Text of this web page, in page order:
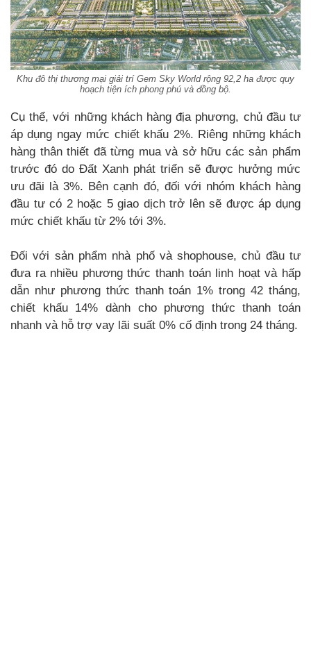
Khu đô thị thương mại giải trí Gem Sky World rộng 92,2 ha được quy
hoạch tiện ích phong phú và đồng bộ.
Cụ thể, với những khách hàng địa phương, chủ đầu tư
áp dụng ngay mức chiết khấu 2%. Riêng những khách
hàng thân thiết đã từng mua và sở hữu các sản phẩm
trước đó do Đất Xanh phát triển sẽ được hưởng mức
ưu đãi là 3%. Bên cạnh đó, đối với nhóm khách hàng
đầu tư có 2 hoặc 5 giao dịch trở lên sẽ được áp dụng
mức chiết khấu từ 2% tới 3%.
Đối với sản phẩm nhà phố và shophouse, chủ đầu tư
đưa ra nhiều phương thức thanh toán linh hoạt và hấp
dẫn như phương thức thanh toán 1% trong 42 tháng,
chiết khấu 14% dành cho phương thức thanh toán
nhanh và hỗ trợ vay lãi suất 0% cố định trong 24 tháng.